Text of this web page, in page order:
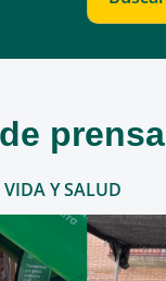
prensa
Y SALUD